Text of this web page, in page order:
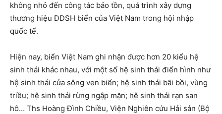
không nhỏ đến công tác bảo tồn, quá trình xây dựng
thương hiệu ÐDSH biển của Việt Nam trong hội nhập
quốc tế.
Hiện nay, biển Việt Nam ghi nhận được hơn 20 kiểu hệ
sinh thái khác nhau, với một số hệ sinh thái điển hình như
hệ sinh thái cửa sông ven biển; hệ sinh thái bãi bồi, vùng
triều; hệ sinh thái rừng ngập mặn; hệ sinh thái rạn san
hô… Ths Hoàng Ðình Chiều, Viện Nghiên cứu Hải sản (Bộ